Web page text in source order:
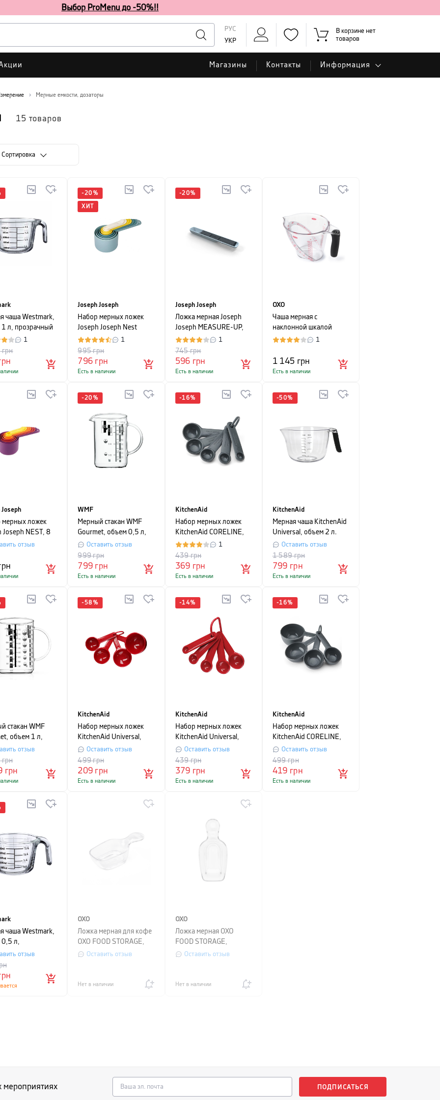
Выбор ProMenu до -50%!!
РУС
УКР
В корзине нет
товаров
Магазины Контакты Информация
Мерные емкости, дозаторы
15 товаров
Cортировка
чаша Westmark,
1 л, прозрачный
1
грн
-20 %
ХИТ
Joseph Joseph
Набор мерных ложек
Joseph Joseph Nest
OPAL, разноцветный, 8
предметов
1
796 грн
995грн
Есть в наличии
-20%
Joseph Joseph
Ложка мерная Joseph
Joseph MEASURE-UP,
синий
1
596 грн
745грн
Есть в наличии
OXO
Чаша мерная с
наклонной шкалой
делений OXO
см, прозрачный
1
1 145 грн
Есть в наличии
Joseph
мерных ложек
Joseph NEST, 8
отзыв
-20 %
WMF
Мерный стакан WMF
Gourmet, объем 0,5 л,
прозрачный
Оставить отзыв
799 грн
999грн
Есть в наличии
-16%
KitchenAid
Набор мерных ложек
KitchenAid CORELINE,
серый, 5 шт
1
369 грн
439грн
Есть в наличии
-50%
KitchenAid
Мерная чаша KitchenAid
Universal, объем 2 л.
Оставить отзыв
799 грн
1 589грн
Есть в наличии
стакан WMF
объем 1 л,
отзыв
грн
грн
-58 %
KitchenAid
Набор мерных ложек
KitchenAid Universal,
красный, 4 шт.
Оставить отзыв
209 грн
499грн
Есть в наличии
-14%
KitchenAid
Набор мерных ложек
KitchenAid Universal,
красный, 5 шт.
Оставить отзыв
379 грн
439грн
Есть в наличии
-16%
KitchenAid
Набор мерных ложек
KitchenAid CORELINE,
серый, 4 шт
Оставить отзыв
419 грн
499грн
Есть в наличии
чаша Westmark,
0,5 л,
отзыв
OXO
Ложка мерная для кофе
OXO FOOD STORAGE,
прозрачный
Оставить отзыв
Нет в наличии
OXO
Ложка мерная OXO
FOOD STORAGE,
прозрачный
Оставить отзыв
Нет в наличии
мероприятиях ПОДПИСАТЬСЯ